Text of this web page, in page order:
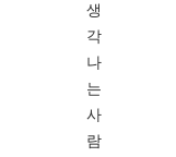
생
각
나
는
사
람